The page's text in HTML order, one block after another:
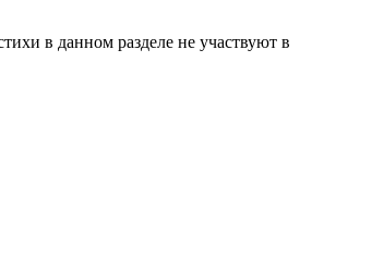
в данном разделе не участвуют в